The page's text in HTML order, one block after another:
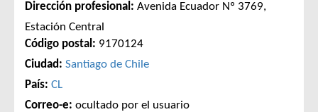
Dirección profesional: Avenida Ecuador Nº 3769,
Estación Central
Código postal: 9170124
Ciudad: Santiago de Chile
País: CL
Correo-e: ocultado por el usuario